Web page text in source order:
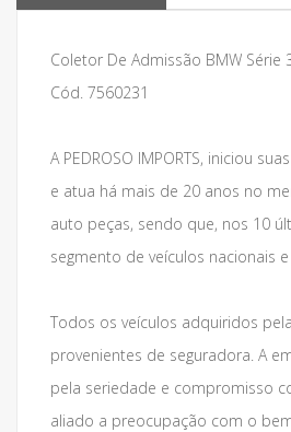
Coletor De Admissão BMW Série
Cód. 7560231
A PEDROSO IMPORTS, iniciou
e atua há mais de 20 anos no
auto peças, sendo que, nos 10
segmento de veículos nacionais
Todos os veículos adquiridos
provenientes de seguradora. A
pela seriedade e compromisso
aliado a preocupação com o